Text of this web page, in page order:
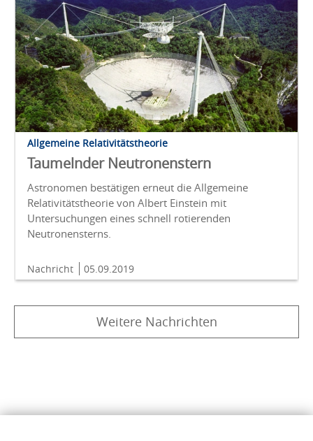
Allgemeine Relativitätstheorie
Taumelnder Neutronenstern
Astronomen bestätigen erneut die Allgemeine
Relativitätstheorie von Albert Einstein mit
Untersuchungen eines schnell rotierenden
Neutronensterns.
Nachricht 05.09.2019
Weitere Nachrichten